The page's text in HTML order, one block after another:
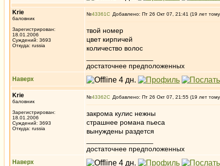
Krie
баловник
Зарегистрирован:
18.01.2006
Суждений: 3693
Откуда: russia
№43361 Добавлено: Пт 26 Окт 07, 21:41 (19 лет
твой номер
цвет кирпичей
количество волос
достаточнее предположенных
Наверх
Krie
баловник
Зарегистрирован:
18.01.2006
Суждений: 3693
Откуда: russia
№43362 Добавлено: Пт 26 Окт 07, 21:55 (19 лет
закрома кулис нежны
страшнее романа пьеса
вынуждены раздется
достаточнее предположенных
Наверх